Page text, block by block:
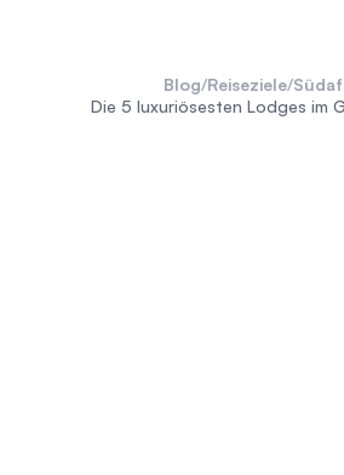
Blog/Reiseziele/
Die 5 luxuriösesten Lodges im